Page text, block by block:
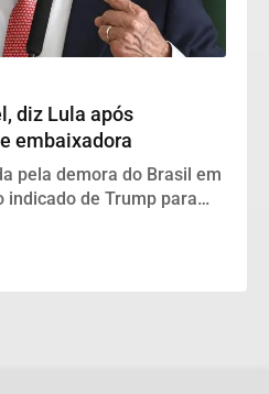
diz Lula após
embaixadora
pela demora do Brasil em
indicado de Trump para